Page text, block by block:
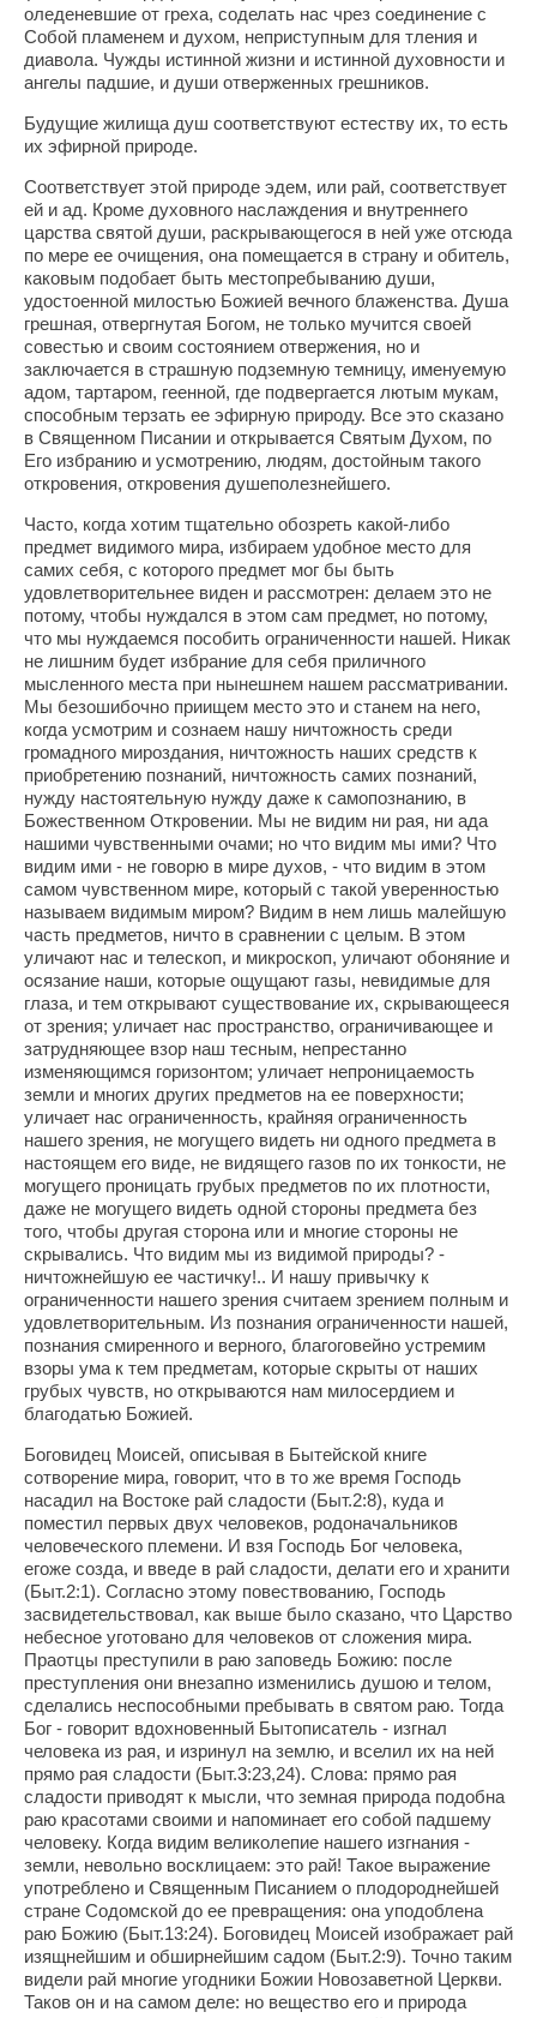
оледеневшие от греха, соделать нас чрез соединение с
Собой пламенем и духом, неприступным для тления и
диавола. Чужды истинной жизни и истинной духовности и
ангелы падшие, и души отверженных грешников.
Будущие жилища душ соответствуют естеству их, то есть
их эфирной природе.
Соответствует этой природе эдем, или рай, соответствует
ей и ад. Кроме духовного наслаждения и внутреннего
царства святой души, раскрывающегося в ней уже отсюда
по мере ее очищения, она помещается в страну и обитель,
каковым подобает быть местопребыванию души,
удостоенной милостью Божией вечного блаженства. Душа
грешная, отвергнутая Богом, не только мучится своей
совестью и своим состоянием отвержения, но и
заключается в страшную подземную темницу, именуемую
адом, тартаром, геенной, где подвергается лютым мукам,
способным терзать ее эфирную природу. Все это сказано
в Священном Писании и открывается Святым Духом, по
Его избранию и усмотрению, людям, достойным такого
откровения, откровения душеполезнейшего.
Часто, когда хотим тщательно обозреть какой-либо
предмет видимого мира, избираем удобное место для
самих себя, с которого предмет мог бы быть
удовлетворительнее виден и рассмотрен: делаем это не
потому, чтобы нуждался в этом сам предмет, но потому,
что мы нуждаемся пособить ограниченности нашей. Никак
не лишним будет избрание для себя приличного
мысленного места при нынешнем нашем рассматривании.
Мы безошибочно приищем место это и станем на него,
когда усмотрим и сознаем нашу ничтожность среди
громадного мироздания, ничтожность наших средств к
приобретению познаний, ничтожность самих познаний,
нужду настоятельную нужду даже к самопознанию, в
Божественном Откровении. Мы не видим ни рая, ни ада
нашими чувственными очами; но что видим мы ими? Что
видим ими - не говорю в мире духов, - что видим в этом
самом чувственном мире, который с такой уверенностью
называем видимым миром? Видим в нем лишь малейшую
часть предметов, ничто в сравнении с целым. В этом
уличают нас и телескоп, и микроскоп, уличают обоняние и
осязание наши, которые ощущают газы, невидимые для
глаза, и тем открывают существование их, скрывающееся
от зрения; уличает нас пространство, ограничивающее и
затрудняющее взор наш тесным, непрестанно
изменяющимся горизонтом; уличает непроницаемость
земли и многих других предметов на ее поверхности;
уличает нас ограниченность, крайняя ограниченность
нашего зрения, не могущего видеть ни одного предмета в
настоящем его виде, не видящего газов по их тонкости, не
могущего проницать грубых предметов по их плотности,
даже не могущего видеть одной стороны предмета без
того, чтобы другая сторона или и многие стороны не
скрывались. Что видим мы из видимой природы? -
ничтожнейшую ее частичку!.. И нашу привычку к
ограниченности нашего зрения считаем зрением полным и
удовлетворительным. Из познания ограниченности нашей,
познания смиренного и верного, благоговейно устремим
взоры ума к тем предметам, которые скрыты от наших
грубых чувств, но открываются нам милосердием и
благодатью Божией.
Боговидец Моисей, описывая в Бытейской книге
сотворение мира, говорит, что в то же время Господь
насадил на Востоке рай сладости (Быт.2:8), куда и
поместил первых двух человеков, родоначальников
человеческого племени. И взя Господь Бог человека,
егоже созда, и введе в рай сладости, делати его и хранити
(Быт.2:1). Согласно этому повествованию, Господь
засвидетельствовал, как выше было сказано, что Царство
небесное уготовано для человеков от сложения мира.
Праотцы преступили в раю заповедь Божию: после
преступления они внезапно изменились душою и телом,
сделались неспособными пребывать в святом раю. Тогда
Бог - говорит вдохновенный Бытописатель - изгнал
человека из рая, и изринул на землю, и вселил их на ней
прямо рая сладости (Быт.3:23,24). Слова: прямо рая
сладости приводят к мысли, что земная природа подобна
раю красотами своими и напоминает его собой падшему
человеку. Когда видим великолепие нашего изгнания -
земли, невольно восклицаем: это рай! Такое выражение
употреблено и Священным Писанием о плодороднейшей
стране Содомской до ее превращения: она уподоблена
раю Божию (Быт.13:24). Боговидец Моисей изображает рай
изящнейшим и обширнейшим садом (Быт.2:9). Точно таким
видели рай многие угодники Божии Новозаветной Церкви.
Таков он и на самом деле: но вещество его и природа